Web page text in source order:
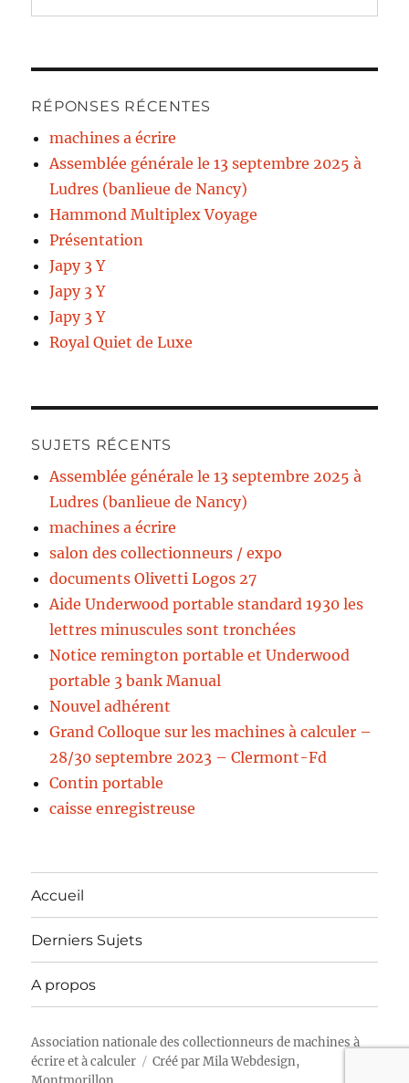
RÉPONSES RÉCENTES
machines a écrire
Assemblée générale le 13 septembre 2025 à
Ludres (banlieue de Nancy)
Hammond Multiplex Voyage
Présentation
Japy 3 Y
Japy 3 Y
Japy 3 Y
Royal Quiet de Luxe
SUJETS RÉCENTS
Assemblée générale le 13 septembre 2025 à
Ludres (banlieue de Nancy)
machines a écrire
salon des collectionneurs / expo
documents Olivetti Logos 27
Aide Underwood portable standard 1930 les
lettres minuscules sont tronchées
Notice remington portable et Underwood
portable 3 bank Manual
Nouvel adhérent
Grand Colloque sur les machines à calculer –
28/30 septembre 2023 – Clermont-Fd
Contin portable
caisse enregistreuse
Accueil
Derniers Sujets
A propos
Association nationale des collectionneurs de machines à
écrire et à calculer
Créé parMila Webdesign,